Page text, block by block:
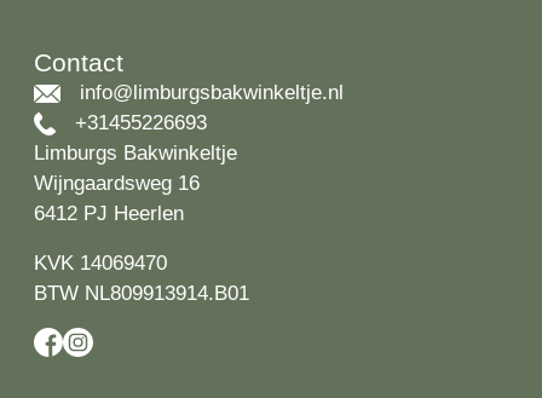
Contact
info@limburgsbakwinkeltje.nl
+31455226693
Limburgs Bakwinkeltje
Wijngaardsweg 16
6412 PJ Heerlen
KVK 14069470
BTW NL809913914.B01